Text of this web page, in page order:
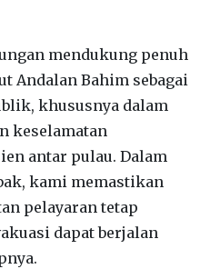
mendukung penuh
Andalan Bahim sebagai
khususnya dalam
keselamatan
antar pulau. Dalam
kami memastikan
pelayaran tetap
dapat berjalan